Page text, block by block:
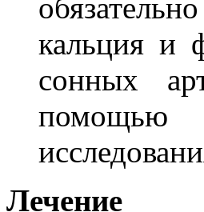
кальция и
сонных
помощью
Лечение